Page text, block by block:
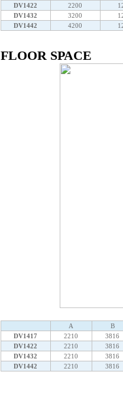
DV1422
2200
DV1432
3200
DV1442
4200
FLOOR SPACE
A
B
DV1417
2210
3816
DV1422
2210
3816
DV1432
2210
3816
DV1442
2210 3816